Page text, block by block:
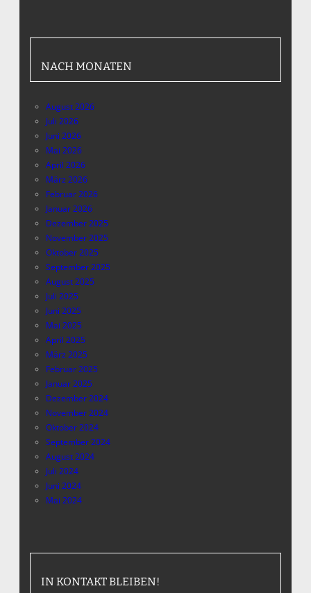
NACH MONATEN
August 2026
Juli 2026
Juni 2026
Mai 2026
April 2026
März 2026
Februar 2026
Januar 2026
Dezember 2025
November 2025
Oktober 2025
September 2025
August 2025
Juli 2025
Juni 2025
Mai 2025
April 2025
März 2025
Februar 2025
Januar 2025
Dezember 2024
November 2024
Oktober 2024
September 2024
August 2024
Juli 2024
Juni 2024
Mai 2024
IN KONTAKT BLEIBEN!